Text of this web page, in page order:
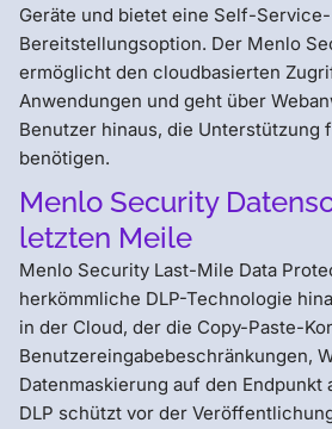
Geräte und bietet eine Self-Service-
Bereitstellungsoption. Der Menlo
ermöglicht den cloudbasierten
Anwendungen und geht über
Benutzer hinaus, die Unterstützung
benötigen.
Menlo Security
letzten Meile
Menlo Security Last-Mile Data
herkömmliche DLP-Technologie
in der Cloud, der die Copy-Paste-
Benutzereingabebeschränkungen,
Datenmaskierung auf den Endpunkt
DLP schützt vor der